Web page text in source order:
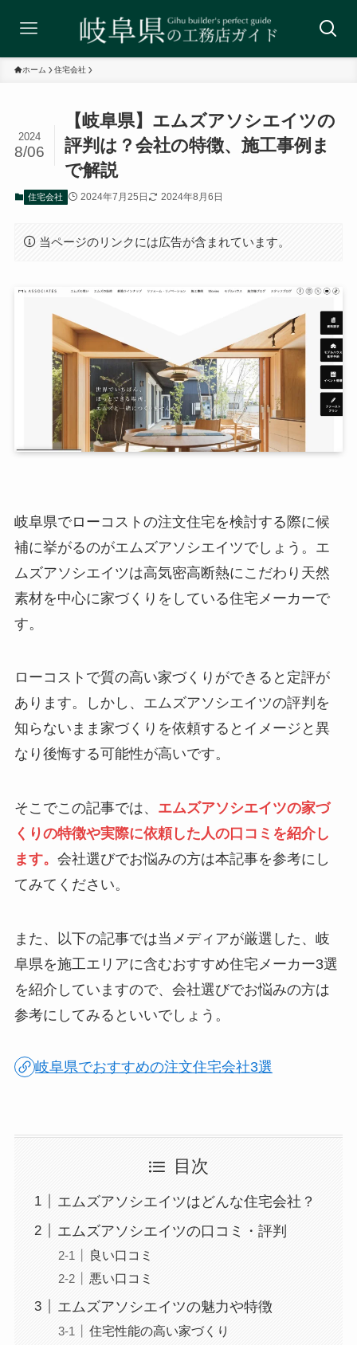
ホーム 住宅会社
【岐阜県】エムズアソシエイツの
評判は？会社の特徴、施工事例ま
で解説
2024
8/06
住宅会社 2024年7月25日 2024年8月6日
当ページのリンクには広告が含まれています。
岐阜県でローコストの注文住宅を検討する際に候
補に挙がるのがエムズアソシエイツでしょう。エ
ムズアソシエイツは高気密高断熱にこだわり天然
素材を中心に家づくりをしている住宅メーカーで
す。
ローコストで質の高い家づくりができると定評が
あります。しかし、エムズアソシエイツの評判を
知らないまま家づくりを依頼するとイメージと異
なり後悔する可能性が高いです。
そこでこの記事では、 エムズアソシエイツの家づ
くりの特徴や実際に依頼した人の口コミを紹介し
ます。 会社選びでお悩みの方は本記事を参考にし
てみてください。
また、以下の記事では当メディアが厳選した、岐
阜県を施工エリアに含むおすすめ住宅メーカー3選
を紹介していますので、会社選びでお悩みの方は
参考にしてみるといいでしょう。
岐阜県でおすすめの注文住宅会社3選
目次
エムズアソシエイツはどんな住宅会社？
エムズアソシエイツの口コミ・評判
良い口コミ
悪い口コミ
エムズアソシエイツの魅力や特徴
住宅性能の高い家づくり